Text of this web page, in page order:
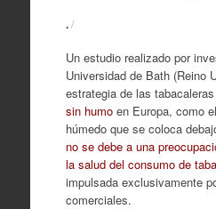
./
Un estudio realizado por
Universidad de Bath (Reino
estrategia de las
sin humoen Europa, como el
húmedo que se coloca
no se debe a una
la salud del consumo de
impulsada exclusivamente
comerciales.